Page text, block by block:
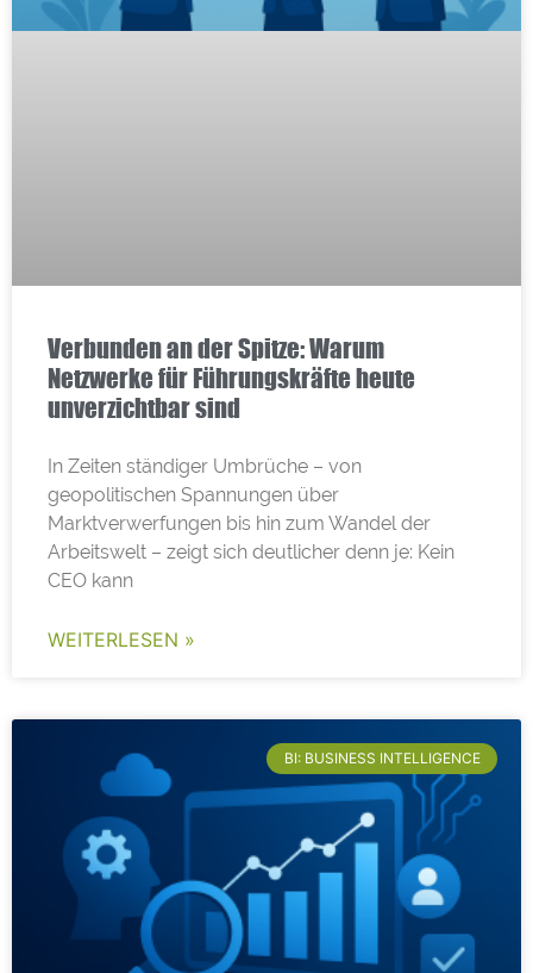
Verbunden an der Spitze: Warum
Netzwerke für Führungskräfte heute
unverzichtbar sind
In Zeiten ständiger Umbrüche – von
geopolitischen Spannungen über
Marktverwerfungen bis hin zum Wandel der
Arbeitswelt – zeigt sich deutlicher denn je: Kein
CEO kann
WEITERLESEN »
BI: BUSINESS INTELLIGENCE